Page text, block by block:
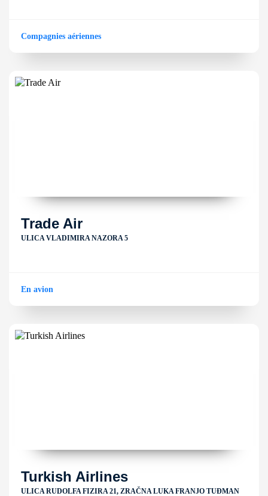
Compagnies aériennes
Trade Air
ULICA VLADIMIRA NAZORA 5
En avion
Turkish Airlines
ULICA RUDOLFA FIZIRA 21, ZRAČNA LUKA FRANJO TUĐMAN